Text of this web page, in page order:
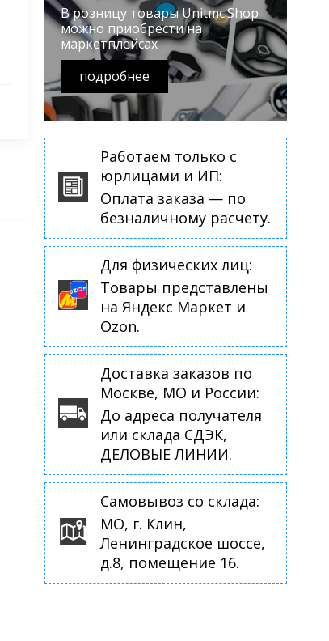
В розницу товары Unitmc.Shop
можно приобрести на
маркетплейсах
подробнее
Работаем только с
юрлицами и ИП:
Оплата заказа — по
безналичному расчету.
Для физических лиц:
Товары представлены
на Яндекс Маркет и
Ozon.
Доставка заказов по
Москве, МО и России:
До адреса получателя
или склада СДЭК,
ДЕЛОВЫЕ ЛИНИИ.
Самовывоз со склада:
МО, г. Клин,
Ленинградское шоссе,
д.8, помещение 16.